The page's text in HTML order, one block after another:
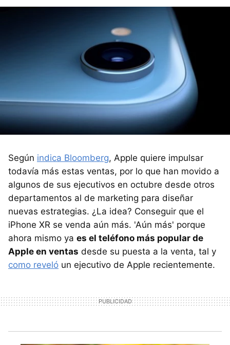
Según indica Bloomberg, Apple quiere impulsar
todavía más estas ventas, por lo que han movido a
algunos de sus ejecutivos en octubre desde otros
departamentos al de marketing para diseñar
nuevas estrategias. ¿La idea? Conseguir que el
iPhone XR se venda aún más. 'Aún más' porque
ahora mismo ya es el teléfono más popular de
Apple en ventas desde su puesta a la venta, tal y
como reveló un ejecutivo de Apple recientemente.